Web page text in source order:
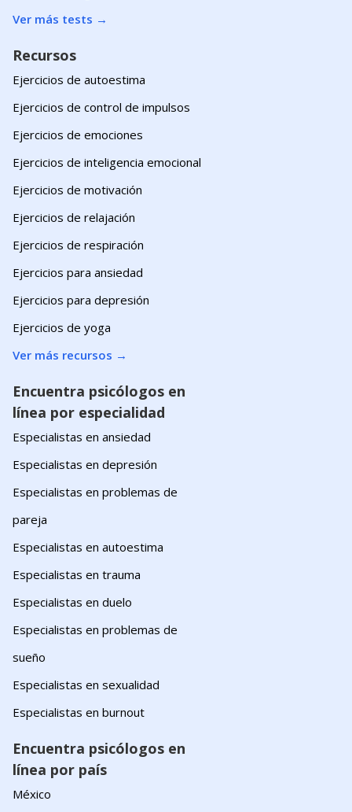
Ver más tests →
Recursos
Ejercicios de autoestima
Ejercicios de control de impulsos
Ejercicios de emociones
Ejercicios de inteligencia emocional
Ejercicios de motivación
Ejercicios de relajación
Ejercicios de respiración
Ejercicios para ansiedad
Ejercicios para depresión
Ejercicios de yoga
Ver más recursos →
Encuentra psicólogos en
línea por especialidad
Especialistas en ansiedad
Especialistas en depresión
Especialistas en problemas de
pareja
Especialistas en autoestima
Especialistas en trauma
Especialistas en duelo
Especialistas en problemas de
sueño
Especialistas en sexualidad
Especialistas en burnout
Encuentra psicólogos en
línea por país
México